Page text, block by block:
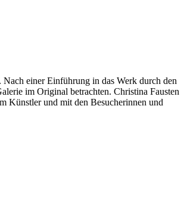
einer Einführung in das Werk durch den
im Original betrachten. Christina Fausten
Künstler und mit den Besucherinnen und